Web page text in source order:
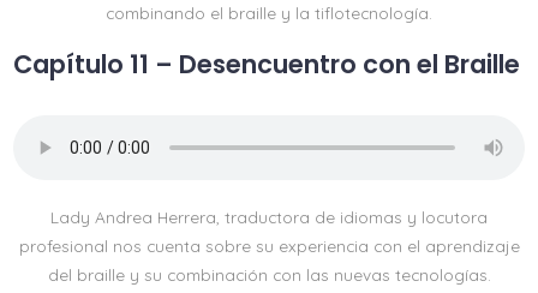
combinando el braille y la tiflotecnología.
Capítulo 11 – Desencuentro con el Braille
Lady Andrea Herrera, traductora de idiomas y locutora
profesional nos cuenta sobre su experiencia con el aprendizaje
del braille y su combinación con las nuevas tecnologías.